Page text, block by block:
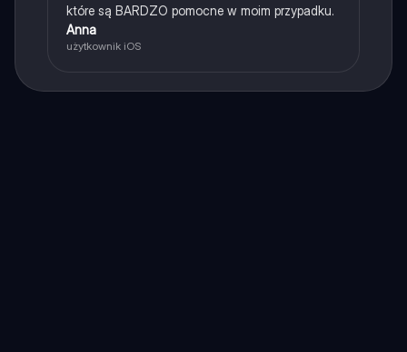
które są BARDZO pomocne w moim przypadku.
Anna
użytkownik iOS